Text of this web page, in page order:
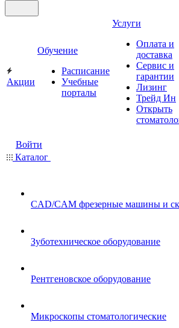
Акции
Обучение
Расписание
Учебные
порталы
Услуги
Оплата и
доставка
Сервис и
гарантии
Лизинг
Трейд Ин
Открыть
Войти
Каталог
CAD/CAM фрезерные машины и
Зуботехническое оборудование
Рентгеновское оборудование
Микроскопы стоматологические